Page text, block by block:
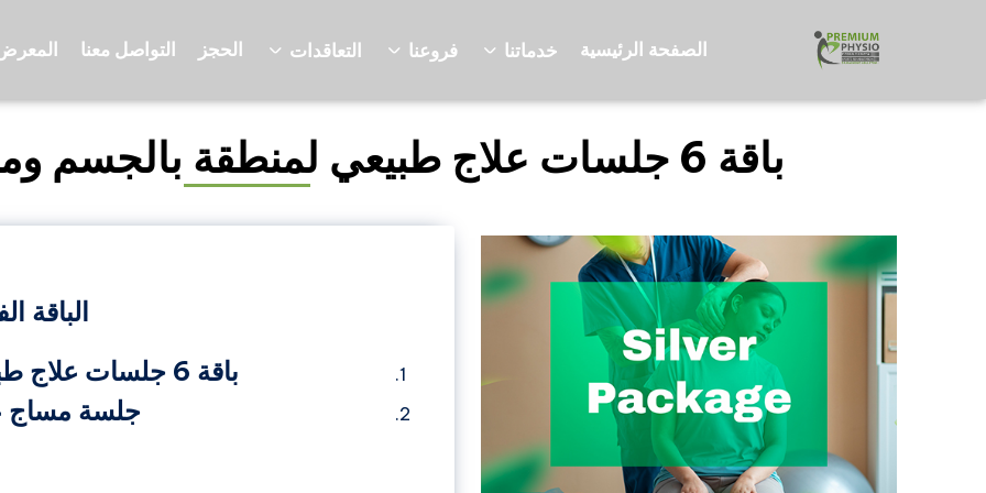
الصفحة الرئيسية خدماتنا فروعنا التعاقدات الحجز التواصل معنا
باقة 6 جلسات علاج طبيعي لمنطقة بالجسم ومساج على الجسم
الباقة
باقة 6 جلسات علاج طبيعي لمنطقة بالجسم
جلسة مساج